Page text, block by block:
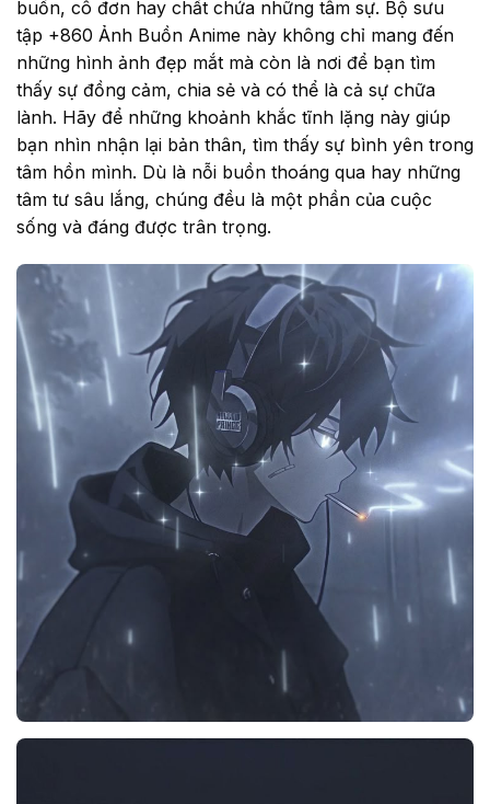
buồn, cô đơn hay chất chứa những tâm sự. Bộ sưu
tập +860 Ảnh Buồn Anime này không chỉ mang đến
những hình ảnh đẹp mắt mà còn là nơi để bạn tìm
thấy sự đồng cảm, chia sẻ và có thể là cả sự chữa
lành. Hãy để những khoảnh khắc tĩnh lặng này giúp
bạn nhìn nhận lại bản thân, tìm thấy sự bình yên trong
tâm hồn mình. Dù là nỗi buồn thoáng qua hay những
tâm tư sâu lắng, chúng đều là một phần của cuộc
sống và đáng được trân trọng.